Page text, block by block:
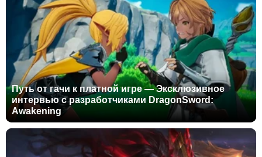
Путь от гачи к платной игре — Эксклюзивное
интервью с разработчиками DragonSword:
Awakening